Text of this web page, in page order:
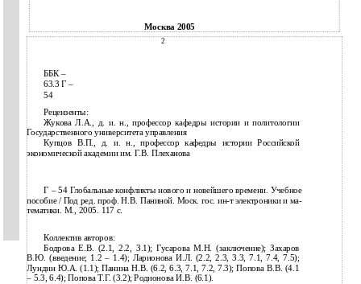
Москва 2005
2
ББК –
63.3 Г –
54
Рецензенты:
Жукова Л.А., д. и. н., профессор кафедры истории и политологии
Государственного университета управления
Купцов В.П., д. и. н., профессор кафедры истории Российской
экономической академии им. Г.В. Плеханова
Г – 54 Глобальные конфликты нового и новейшего времени. Учебное
пособие / Под ред. проф. Н.В. Паниной. Моск. гос. ин-т электроники и ма-
тематики. М., 2005. 117 с.
Коллектив авторов:
Бодрова Е.В. (2.1, 2.2, 3.1); Гусарова М.Н. (заключение); Захаров
В.Ю. (введение; 1.2 – 1.4); Ларионова И.Л. (2.2, 2.3, 3.3, 7.1, 7.4, 7.5);
Лундин Ю.А. (1.1); Панина Н.В. (6.2, 6.3, 7.1, 7.2, 7.3); Попова В.В. (4.1
– 5.3, 6.4); Попова Т.Г. (3.2); Родионова И.В. (6.1).